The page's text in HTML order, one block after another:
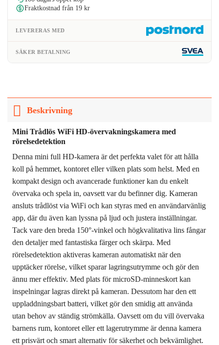
Fraktkostnad från 19 kr
LEVERERAS MED
SÄKER BETALNING
Beskrivning
Mini Trådlös WiFi HD-övervakningskamera med
rörelsedetektion
Denna mini full HD-kamera är det perfekta valet för att hålla
koll på hemmet, kontoret eller vilken plats som helst. Med en
kompakt design och avancerade funktioner kan du enkelt
övervaka och spela in, oavsett var du befinner dig. Kameran
ansluts trådlöst via WiFi och kan styras med en användarvänlig
app, där du även kan lyssna på ljud och justera inställningar.
Tack vare den breda 150°-vinkel och högkvalitativa lins fångar
den detaljer med fantastiska färger och skärpa. Med
rörelsedetektion aktiveras kameran automatiskt när den
upptäcker rörelse, vilket sparar lagringsutrymme och gör den
ännu mer effektiv. Med plats för microSD-minneskort kan
inspelningar lagras direkt på kameran. Dessutom har den ett
uppladdningsbart batteri, vilket gör den smidig att använda
utan behov av ständig strömkälla. Oavsett om du vill övervaka
barnens rum, kontoret eller ett lagerutrymme är denna kamera
ett prisvärt och smart alternativ för säkerhet och bekvämlighet.